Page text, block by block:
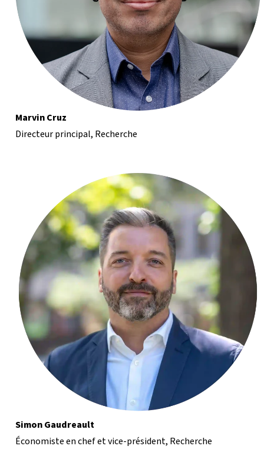
Marvin Cruz
Directeur principal, Recherche
Simon Gaudreault
Économiste en chef et vice-président, Recherche